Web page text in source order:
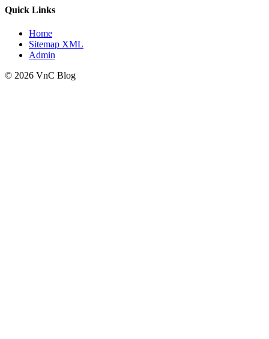
Quick Links
Home
Sitemap XML
Admin
© 2026 VnC Blog